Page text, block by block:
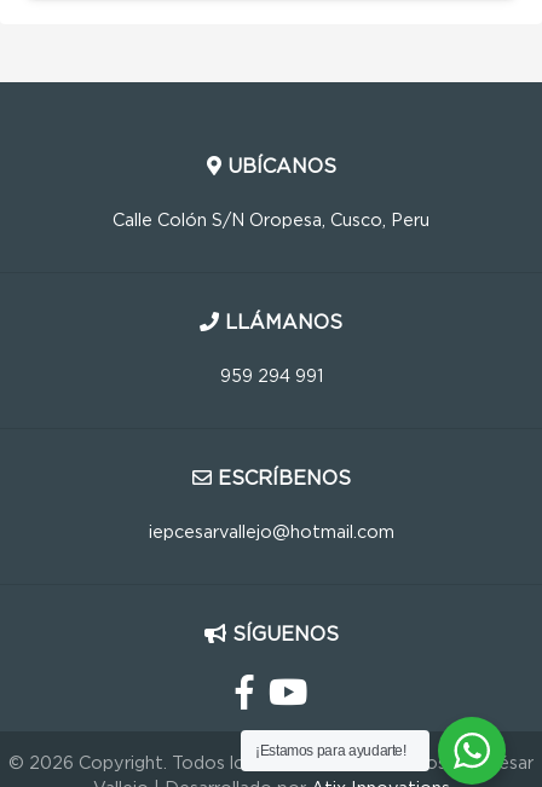
UBÍCANOS
Calle Colón S/N Oropesa, Cusco, Peru
LLÁMANOS
959 294 991
ESCRÍBENOS
iepcesarvallejo@hotmail.com
SÍGUENOS
© 2026 Copyright. Todos los Derechos Reservados IEP César
¡Estamos para ayudarte!